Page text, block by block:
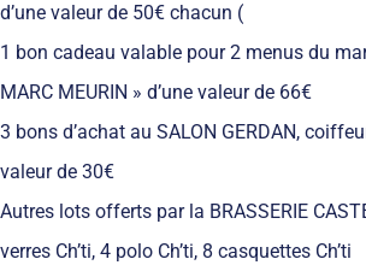
d’une valeur de 50€ chacun (
1 bon cadeau valable pour 2 menus du
MARC MEURIN » d’une valeur de 66€
3 bons d’achat au SALON GERDAN,
valeur de 30€
Autres lots offerts par la BRASSERIE
verres Ch’ti, 4 polo Ch’ti, 8 casquettes Ch’ti